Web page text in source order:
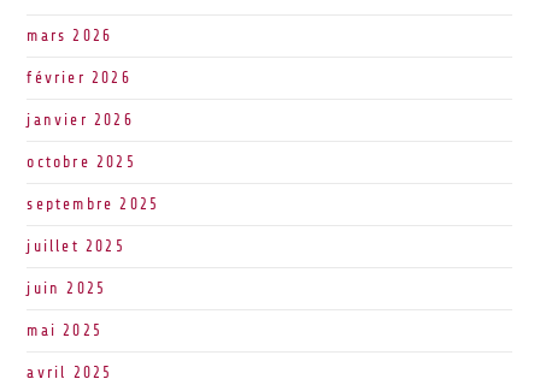
mars 2026
février 2026
janvier 2026
octobre 2025
septembre 2025
juillet 2025
juin 2025
mai 2025
avril 2025